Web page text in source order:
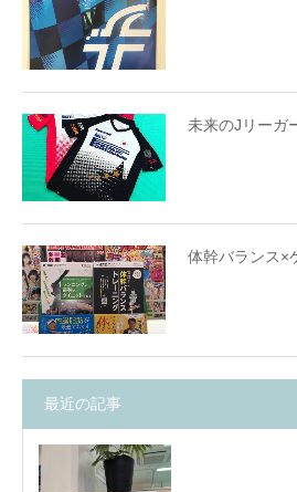
未来のJリーガ
体幹バランス×
最近の記事